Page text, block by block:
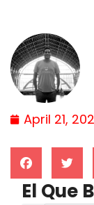
April 21,
El Que